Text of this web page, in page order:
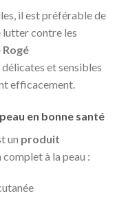
il est préférable de
lutter contre les
Rogé
et sensibles
efficacement.
en bonne santé
un produit
à la peau :